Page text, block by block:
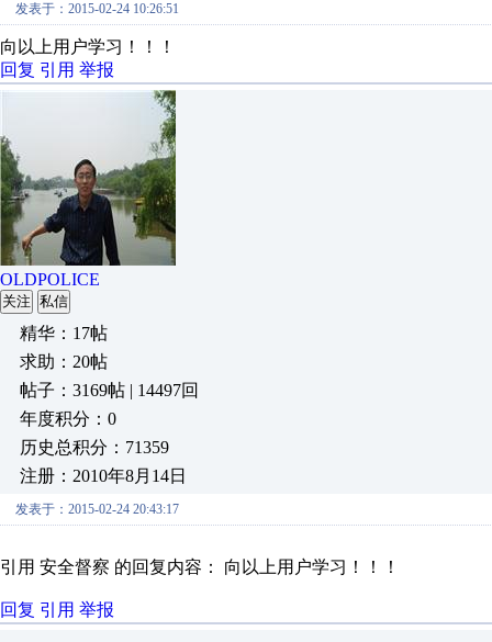
发表于：2015-02-24 10:26:51
向以上用户学习！！！
回复 引用 举报
OLDPOLICE
关注 私信
精华：17帖
求助：20帖
帖子：3169帖 | 14497回
年度积分：0
历史总积分：71359
注册：2010年8月14日
发表于：2015-02-24 20:43:17
引用 安全督察 的回复内容： 向以上用户学习！！！
回复 引用 举报